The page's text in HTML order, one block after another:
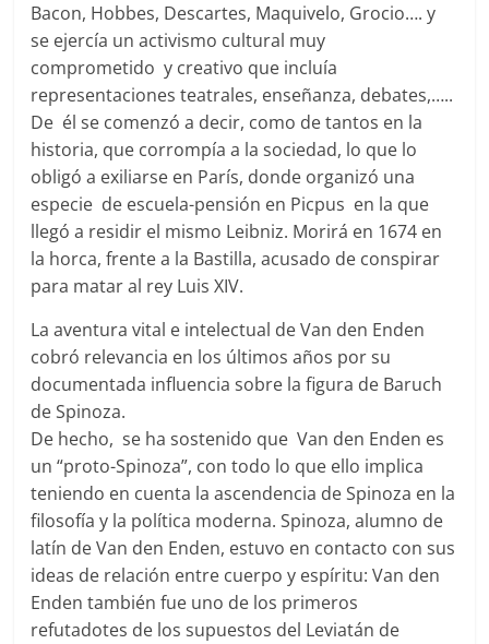
Bacon, Hobbes, Descartes, Maquivelo, Grocio…. y
se ejercía un activismo cultural muy
comprometido y creativo que incluía
representaciones teatrales, enseñanza, debates,…..
De él se comenzó a decir, como de tantos en la
historia, que corrompía a la sociedad, lo que lo
obligó a exiliarse en París, donde organizó una
especie de escuela-pensión en Picpus en la que
llegó a residir el mismo Leibniz. Morirá en 1674 en
la horca, frente a la Bastilla, acusado de conspirar
para matar al rey Luis XIV.
La aventura vital e intelectual de Van den Enden
cobró relevancia en los últimos años por su
documentada influencia sobre la figura de Baruch
de Spinoza.
De hecho, se ha sostenido que Van den Enden es
un “proto-Spinoza”, con todo lo que ello implica
teniendo en cuenta la ascendencia de Spinoza en la
filosofía y la política moderna. Spinoza, alumno de
latín de Van den Enden, estuvo en contacto con sus
ideas de relación entre cuerpo y espíritu: Van den
Enden también fue uno de los primeros
refutadotes de los supuestos del Leviatán de